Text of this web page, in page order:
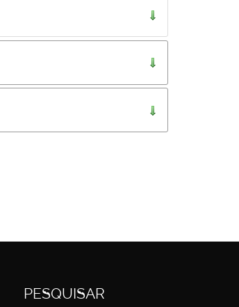
PESQUISAR